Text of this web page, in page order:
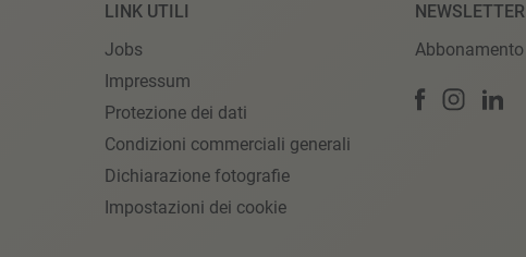
LINK UTILI
Jobs
Impressum
Protezione dei dati
Condizioni commerciali generali
Dichiarazione fotografie
Impostazioni dei cookie
NEWSLETTER
Abbonamento